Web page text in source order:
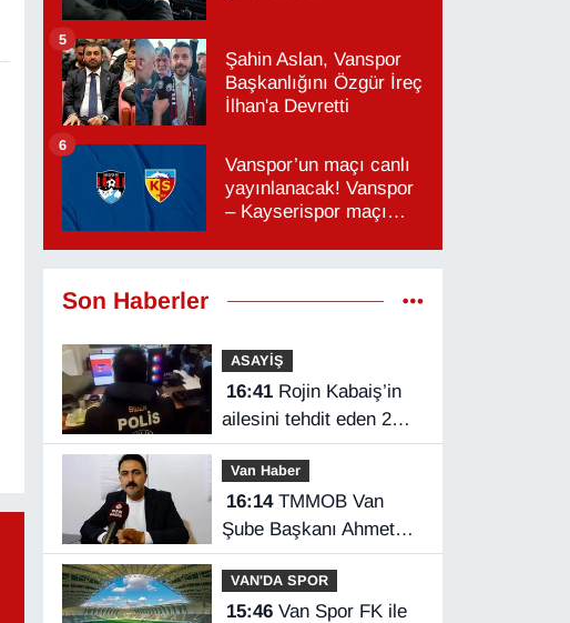
Şahin Aslan, Vanspor
Başkanlığını Özgür İreç
İlhan'a Devretti
5
Vanspor’un maçı canlı
yayınlanacak! Vanspor
– Kayserispor maçı
6
Son Haberler
ASAYİŞ
16:41Rojin Kabaiş’in
ailesini tehdit eden 2
kişi tutuklandı
Van Haber
16:14TMMOB Van
Şube Başkanı Ahmet
Ortakçı: Van’da otopark
yetersizliği ciddi sorun!
VAN'DA SPOR
15:46Van Spor FK ile